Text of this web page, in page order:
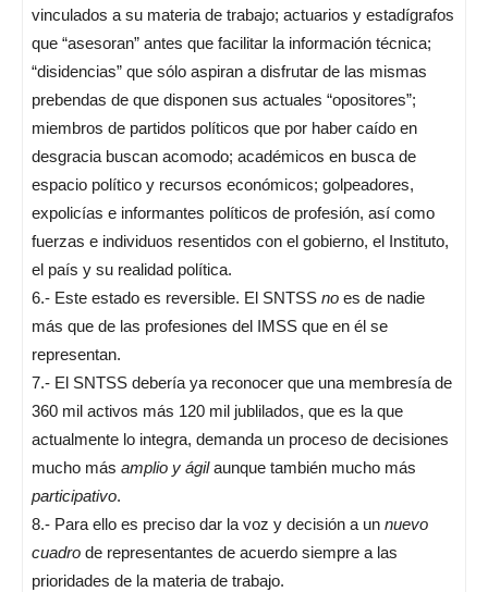
vinculados a su materia de trabajo; actuarios y estadígrafos
que “asesoran” antes que facilitar la información técnica;
“disidencias” que sólo aspiran a disfrutar de las mismas
prebendas de que disponen sus actuales “opositores”;
miembros de partidos políticos que por haber caído en
desgracia buscan acomodo; académicos en busca de
espacio político y recursos económicos; golpeadores,
expolicías e informantes políticos de profesión, así como
fuerzas e individuos resentidos con el gobierno, el Instituto,
el país y su realidad política.
6.- Este estado es reversible. El SNTSS no es de nadie
más que de las profesiones del IMSS que en él se
representan.
7.- El SNTSS debería ya reconocer que una membresía de
360 mil activos más 120 mil jublilados, que es la que
actualmente lo integra, demanda un proceso de decisiones
mucho más amplio y ágilaunque también mucho más
participativo.
8.- Para ello es preciso dar la voz y decisión a un nuevo
cuadro de representantes de acuerdo siempre a las
prioridades de la materia de trabajo.